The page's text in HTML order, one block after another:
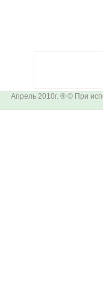
Апрель 2010г. ® © При